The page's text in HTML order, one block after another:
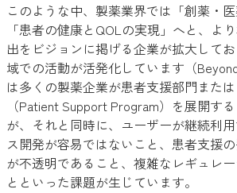
このような中、製薬業界では「創薬・
「患者の健康とQOLの実現」へと、よ
出をビジョンに掲げる企業が拡大して
域での活動が活発化しています（
は多くの製薬企業が患者支援部門また
（Patient Support Program）を展開す
が、それと同時に、ユーザーが継続利
ス開発が容易ではないこと、患者支援の
が不透明であること、複雑なレギュレ
とといった課題が生じています。